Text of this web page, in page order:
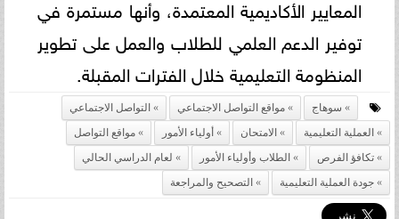
المعايير الأكاديمية المعتمدة، وأنها مستمرة في
توفير الدعم العلمي للطلاب والعمل على تطوير
المنظومة التعليمية خلال الفترات المقبلة.
سوهاج مواقع التواصل الاجتماعي
التواصل الاجتماعي
العملية التعليمية
الامتحان أولياء الأمور
مواقع التواصل
تكافؤ الفرص
الطلاب وأولياء الأمور
لعام الدراسي الحالي
جودة العملية التعليمية
التصحيح والمراجعة